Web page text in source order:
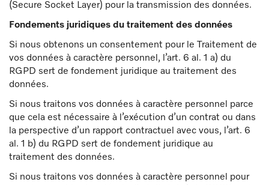
(Secure Socket Layer) pour la transmission des données.
Fondements juridiques du traitement des données
Si nous obtenons un consentement pour le Traitement de
vos données à caractère personnel, l’art. 6 al. 1 a) du
RGPD sert de fondement juridique au traitement des
données.
Si nous traitons vos données à caractère personnel parce
que cela est nécessaire à l’exécution d’un contrat ou dans
la perspective d’un rapport contractuel avec vous, l’art. 6
al. 1 b) du RGPD sert de fondement juridique au
traitement des données.
Si nous traitons vos données à caractère personnel pour